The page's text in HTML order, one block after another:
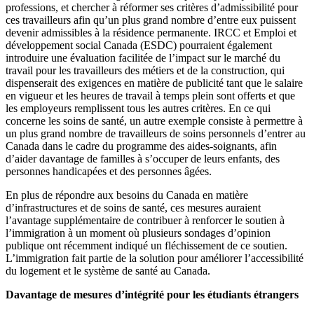
professions, et chercher à réformer ses critères d’admissibilité pour
ces travailleurs afin qu’un plus grand nombre d’entre eux puissent
devenir admissibles à la résidence permanente. IRCC et Emploi et
développement social Canada (ESDC) pourraient également
introduire une évaluation facilitée de l’impact sur le marché du
travail pour les travailleurs des métiers et de la construction, qui
dispenserait des exigences en matière de publicité tant que le salaire
en vigueur et les heures de travail à temps plein sont offerts et que
les employeurs remplissent tous les autres critères. En ce qui
concerne les soins de santé, un autre exemple consiste à permettre à
un plus grand nombre de travailleurs de soins personnels d’entrer au
Canada dans le cadre du programme des aides-soignants, afin
d’aider davantage de familles à s’occuper de leurs enfants, des
personnes handicapées et des personnes âgées.
En plus de répondre aux besoins du Canada en matière
d’infrastructures et de soins de santé, ces mesures auraient
l’avantage supplémentaire de contribuer à renforcer le soutien à
l’immigration à un moment où plusieurs sondages d’opinion
publique ont récemment indiqué un fléchissement de ce soutien.
L’immigration fait partie de la solution pour améliorer l’accessibilité
du logement et le système de santé au Canada.
Davantage de mesures d’intégrité pour les étudiants étrangers